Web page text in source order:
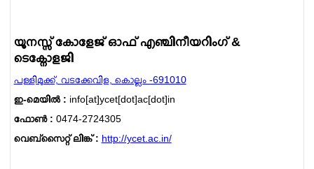
യൂനസ്സ് കോളേജ് ഓഫ് എഞ്ചിനീയറിംഗ് &
ടെക്നോളജി
പള്ളിമുക്ക്, വടക്കേവിള, കൊല്ലം -691010
ഇ-മെയില്‍ : info[at]ycet[dot]ac[dot]in
ഫോണ്‍ : 0474-2724305
വെബ്സൈറ്റ് ലിങ്ക് : http://ycet.ac.in/